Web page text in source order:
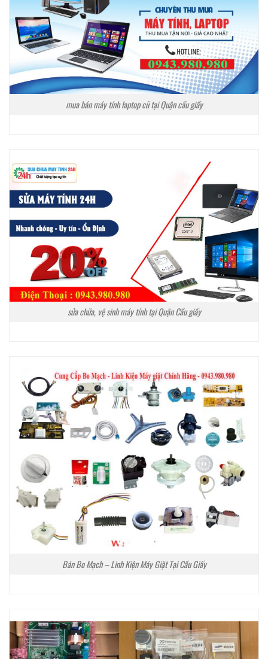
mua bán máy tính laptop cũ tại Quận cầu giấy
sửa chữa, vệ sinh máy tính tại Quận Cầu giấy
Bán Bo Mạch – Linh Kiện Máy Giặt Tại Cầu Giấy